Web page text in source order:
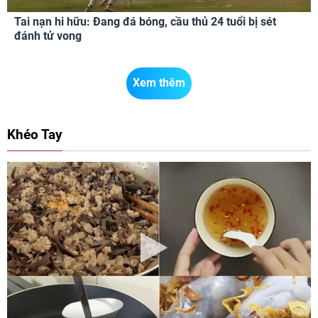
Tai nạn hi hữu: Đang đá bóng, cầu thủ 24 tuổi bị sét
đánh tử vong
Xem thêm
Khéo Tay